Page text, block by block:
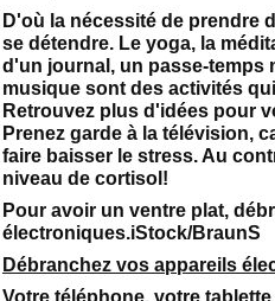
D'où la nécessité de prendre
se détendre. Le yoga, la
d'un journal, un passe-temps
musique sont des activités
Retrouvez plus d'idées pour
Prenez garde à la télévision,
faire baisser le stress. Au
niveau de cortisol!
Pour avoir un ventre plat,
électroniques.iStock/BraunS
Débranchez vos appareils